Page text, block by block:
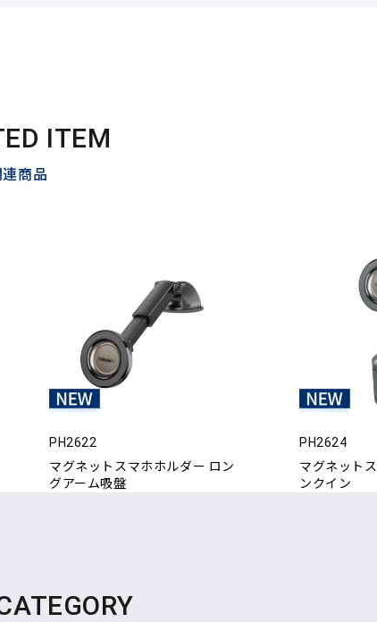
ITEM
連商品
PH2622
マグネットスマホホルダー ロン
グアーム吸盤
PH2624
マグネット
ンクイン